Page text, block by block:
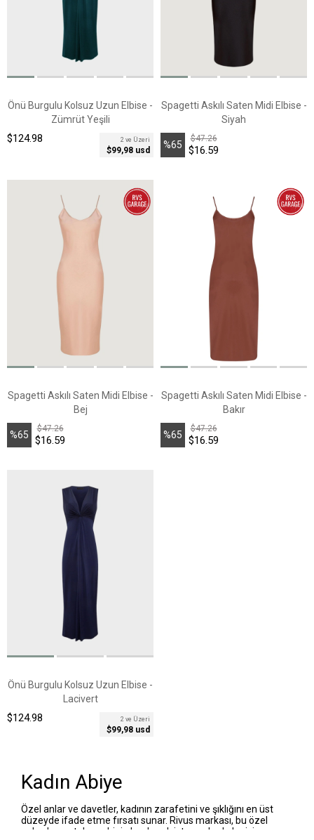
Önü Burgulu Kolsuz Uzun Elbise -
Zümrüt Yeşili
$124.98 2 ve Üzeri
$99,98 usd
Spagetti Askılı Saten Midi Elbise -
Siyah
%65 $16.59
$47.26
Spagetti Askılı Saten Midi Elbise -
Bej
%65 $16.59
$47.26
Spagetti Askılı Saten Midi Elbise -
Bakır
%65 $16.59
$47.26
Önü Burgulu Kolsuz Uzun Elbise -
Lacivert
$124.98 2 ve Üzeri
$99,98 usd
Kadın Abiye
Özel anlar ve davetler, kadının zarafetini ve şıklığını en üst
düzeyde ifade etme fırsatı sunar. Rivus markası, bu özel
anlarda unutulmaz bir iz bırakmak isteyen kadınlar için